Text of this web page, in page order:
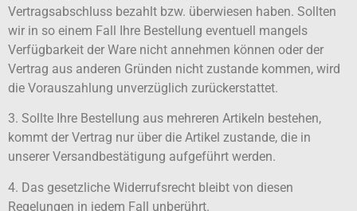
Vertragsabschluss bezahlt bzw. überwiesen haben. Sollten
wir in so einem Fall Ihre Bestellung eventuell mangels
Verfügbarkeit der Ware nicht annehmen können oder der
Vertrag aus anderen Gründen nicht zustande kommen, wird
die Vorauszahlung unverzüglich zurückerstattet.
3. Sollte Ihre Bestellung aus mehreren Artikeln bestehen,
kommt der Vertrag nur über die Artikel zustande, die in
unserer Versandbestätigung aufgeführt werden.
4. Das gesetzliche Widerrufsrecht bleibt von diesen
Regelungen in jedem Fall unberührt.